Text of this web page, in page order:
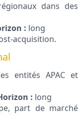
dans des
: long
acquisition.
entités APAC et
: long
part de marché